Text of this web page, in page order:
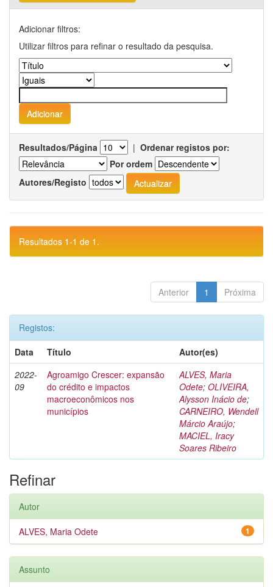
Adicionar filtros:
Utilizar filtros para refinar o resultado da pesquisa.
Resultados/Página | Ordenar registos por:
Por ordem
Autores/Registo
Resultados 1-1 de 1.
Anterior 1 Próxima
Registos:
Data
Título
Autor(es)
2022-
09
Agroamigo Crescer: expansão
do crédito e impactos
macroeconômicos nos
municípios
ALVES, Maria
Odete; OLIVEIRA,
Alysson Inácio de;
CARNEIRO, Wendell
Márcio Araújo;
MACIEL, Iracy
Soares Ribeiro
Refinar
Autor
1
ALVES, Maria Odete
Assunto